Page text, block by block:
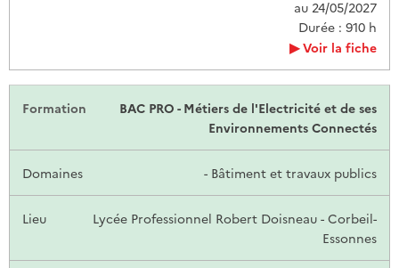
au 24/05/2027
Durée : 910 h
Voir la fiche
BAC PRO - Métiers de l'Electricité et de ses
Environnements Connectés
- Bâtiment et travaux publics
Lycée Professionnel Robert Doisneau - Corbeil-
Essonnes